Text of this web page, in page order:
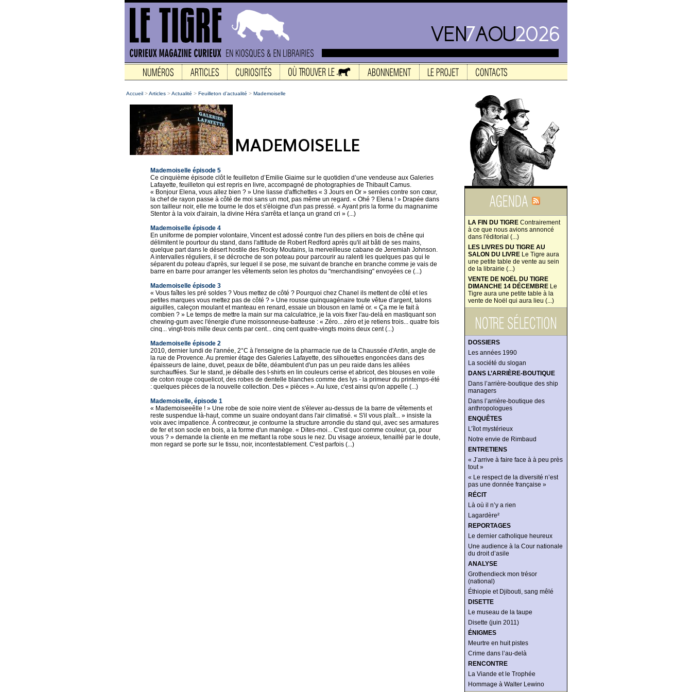
LA FIN DU TIGRE Contrairement
à ce que nous avions annoncé
dans l'éditorial (...)
LES LIVRES DU TIGRE AU
SALON DU LIVRE Le Tigre aura
une petite table de vente au sein
de la librairie (...)
VENTE DE NOËL DU TIGRE
DIMANCHE 14 DÉCEMBRE Le
Tigre aura une petite table à la
vente de Noël qui aura lieu (...)
DOSSIERS
Les années 1990
La société du slogan
DANS L’ARRIÈRE-BOUTIQUE
Dans l’arrière-boutique des ship
managers
Dans l’arrière-boutique des
anthropologues
ENQUÊTES
L’îlot mystérieux
Notre envie de Rimbaud
ENTRETIENS
« J’arrive à faire face à à peu près
tout »
« Le respect de la diversité n’est
pas une donnée française »
RÉCIT
Là où il n’y a rien
Lagardère²
REPORTAGES
Le dernier catholique heureux
Une audience à la Cour nationale
du droit d’asile
ANALYSE
Grothendieck mon trésor
(national)
Éthiopie et Djibouti, sang mêlé
DISETTE
Le museau de la taupe
Disette (juin 2011)
ÉNIGMES
Meurtre en huit pistes
Crime dans l’au-delà
RENCONTRE
La Viande et le Trophée
Hommage à Walter Lewino
Accueil >Articles >Actualité > Feuilleton d’actualité > Mademoiselle
Mademoiselle épisode 5
Ce cinquième épisode clôt le feuilleton d’Emilie Giaime sur le quotidien d’une vendeuse aux Galeries
Lafayette, feuilleton qui est repris en livre, accompagné de photographies de Thibault Camus.
« Bonjour Elena, vous allez bien ? » Une liasse d'affichettes « 3 Jours en Or » serrées contre son cœur,
la chef de rayon passe à côté de moi sans un mot, pas même un regard. « Ohé ? Elena ! » Drapée dans
son tailleur noir, elle me tourne le dos et s'éloigne d'un pas pressé. « Ayant pris la forme du magnanime
Stentor à la voix d'airain, la divine Héra s'arrêta et lança un grand cri » (...)
Mademoiselle épisode 4
En uniforme de pompier volontaire, Vincent est adossé contre l'un des piliers en bois de chêne qui
délimitent le pourtour du stand, dans l'attitude de Robert Redford après qu'il ait bâti de ses mains,
quelque part dans le désert hostile des Rocky Moutains, la merveilleuse cabane de Jeremiah Johnson.
A intervalles réguliers, il se décroche de son poteau pour parcourir au ralenti les quelques pas qui le
séparent du poteau d'après, sur lequel il se pose, me suivant de branche en branche comme je vais de
barre en barre pour arranger les vêtements selon les photos du "merchandising" envoyées ce (...)
Mademoiselle épisode 3
« Vous faîtes les pré soldes ? Vous mettez de côté ? Pourquoi chez Chanel ils mettent de côté et les
petites marques vous mettez pas de côté ? » Une rousse quinquagénaire toute vêtue d'argent, talons
aiguilles, caleçon moulant et manteau en renard, essaie un blouson en lamé or. « Ça me le fait à
combien ? » Le temps de mettre la main sur ma calculatrice, je la vois fixer l'au-delà en mastiquant son
chewing-gum avec l'énergie d'une moissonneuse-batteuse : « Zéro... zéro et je retiens trois... quatre fois
cinq... vingt-trois mille deux cents par cent... cinq cent quatre-vingts moins deux cent (...)
Mademoiselle épisode 2
2010, dernier lundi de l'année, 2°C à l'enseigne de la pharmacie rue de la Chaussée d'Antin, angle de
la rue de Provence. Au premier étage des Galeries Lafayette, des silhouettes engoncées dans des
épaisseurs de laine, duvet, peaux de bête, déambulent d'un pas un peu raide dans les allées
surchauffées. Sur le stand, je déballe des t-shirts en lin couleurs cerise et abricot, des blouses en voile
de coton rouge coquelicot, des robes de dentelle blanches comme des lys - la primeur du printemps-été
: quelques pièces de la nouvelle collection. Des « pièces ». Au luxe, c'est ainsi qu'on appelle (...)
Mademoiselle, épisode 1
« Mademoiseeêlle ! » Une robe de soie noire vient de s'élever au-dessus de la barre de vêtements et
reste suspendue là-haut, comme un suaire ondoyant dans l'air climatisé. « S'il vous plaît... » insiste la
voix avec impatience. À contrecœur, je contourne la structure arrondie du stand qui, avec ses armatures
de fer et son socle en bois, a la forme d'un manège. « Dites-moi... C'est quoi comme couleur, ça, pour
vous ? » demande la cliente en me mettant la robe sous le nez. Du visage anxieux, tenaillé par le doute,
mon regard se porte sur le tissu, noir, incontestablement. C'est parfois (...)